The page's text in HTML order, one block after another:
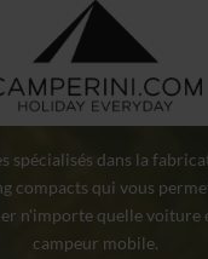
spécialisés dans la
compacts qui vous
n'importe quelle voiture
campeur mobile.